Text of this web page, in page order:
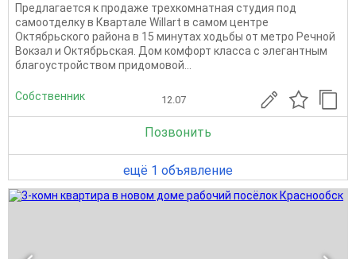
Предлагается к продаже трехкомнатная студия под
самоотделку в Квартале Willart в самом центре
Октябрьского района в 15 минутах ходьбы от метро Речной
Вокзал и Октябрьская. Дом комфорт класса с элегантным
благоустройством придомовой...
Собственник 12.07
Позвонить
ещё 1 объявление